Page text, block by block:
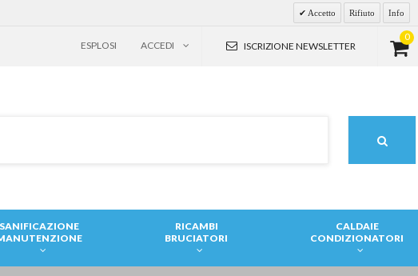
Accetto Rifiuto Info
0
ISCRIZIONE NEWSLETTER
ACCEDI
ESPLOSI
SANIFICAZIONE
RICAMBI
BRUCIATORI
CALDAIE
CONDIZIONATORI